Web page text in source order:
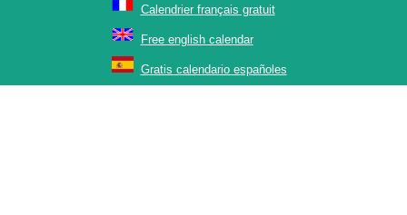
Calendrier français gratuit
Free english calendar
Gratis calendario españoles